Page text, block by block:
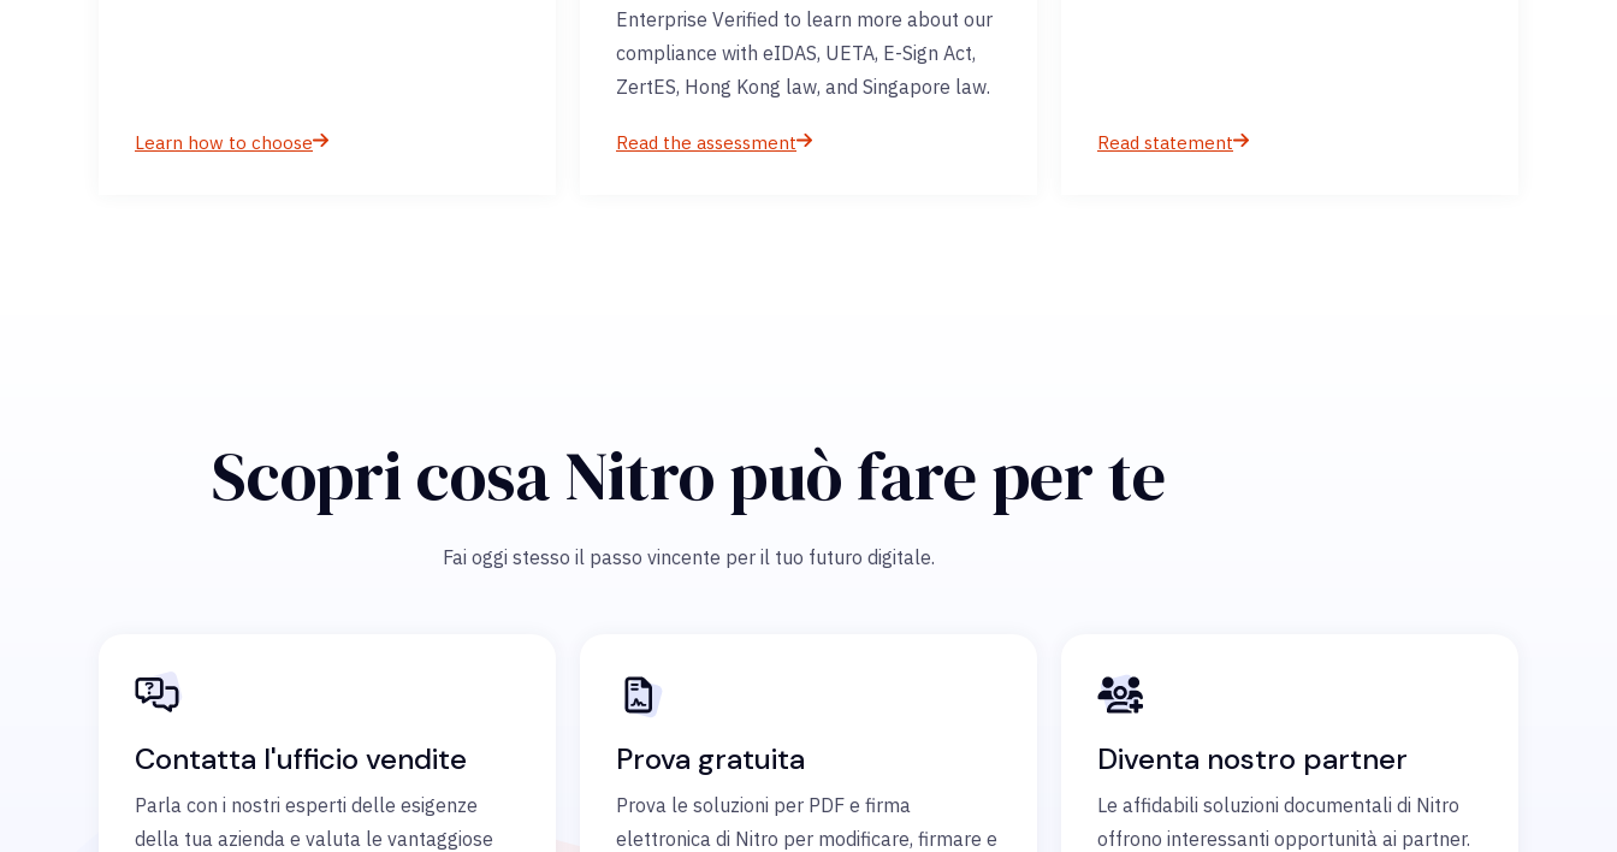
Learn how to choose
Enterprise Verified to learn more about our
compliance with eIDAS, UETA, E-Sign Act,
ZertES, Hong Kong law, and Singapore law.
Read the assessment Read statement
Scopri cosa Nitro può fare per te
Fai oggi stesso il passo vincente per il tuo futuro digitale.
Contatta l'ufficio vendite
Parla con i nostri esperti delle esigenze
della tua azienda e valuta le vantaggiose
Prova gratuita
Prova le soluzioni per PDF e firma
elettronica di Nitro per modificare, firmare e
Diventa nostro partner
Le affidabili soluzioni documentali di Nitro
offrono interessanti opportunità ai partner.